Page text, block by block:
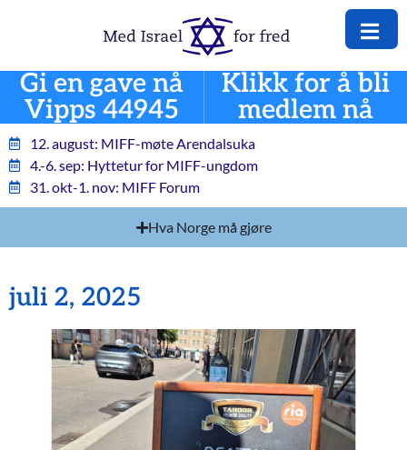
Gi en gave nå
Vipps 44945
Klikk for å bli
medlem nå
12. august: MIFF-møte Arendalsuka
4.-6. sep: Hyttetur for MIFF-ungdom
31. okt-1. nov: MIFF Forum
Hva Norge må gjøre
juli 2, 2025